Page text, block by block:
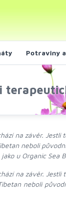
Potraviny
na závěr.
neboli
jako u Organic
na závěr.
neboli